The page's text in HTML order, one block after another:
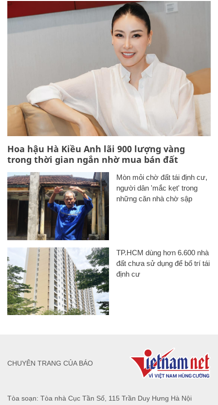
Hoa hậu Hà Kiều Anh lãi 900 lượng vàng
trong thời gian ngắn nhờ mua bán đất
Mòn mỏi chờ đất tái định cư,
người dân 'mắc kẹt' trong
những căn nhà chờ sập
TP.HCM dùng hơn 6.600 nhà
đất chưa sử dụng để bố trí tái
định cư
Tòa soạn: Tòa nhà Cục Tần Số, 115 Trần Duy Hưng Hà Nội
CHUYÊN TRANG CỦA BÁO